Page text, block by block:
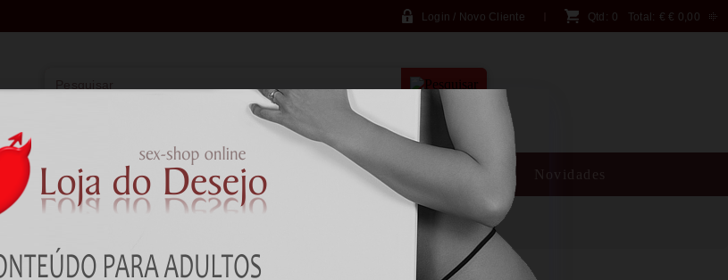
Login / Novo Cliente Qtd: 0 Total: € € 0,00
PESQUISA AVANÇADA
Lingerie Farmácia Brincadeiras Novidades